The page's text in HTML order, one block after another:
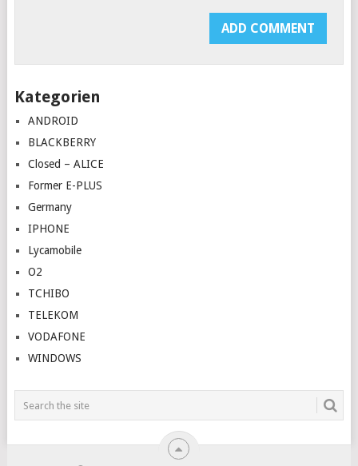
Kategorien
ANDROID
BLACKBERRY
Closed – ALICE
Former E-PLUS
Germany
IPHONE
Lycamobile
O2
TCHIBO
TELEKOM
VODAFONE
WINDOWS